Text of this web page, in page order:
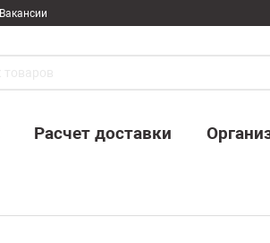
Вакансии
Расчет доставки